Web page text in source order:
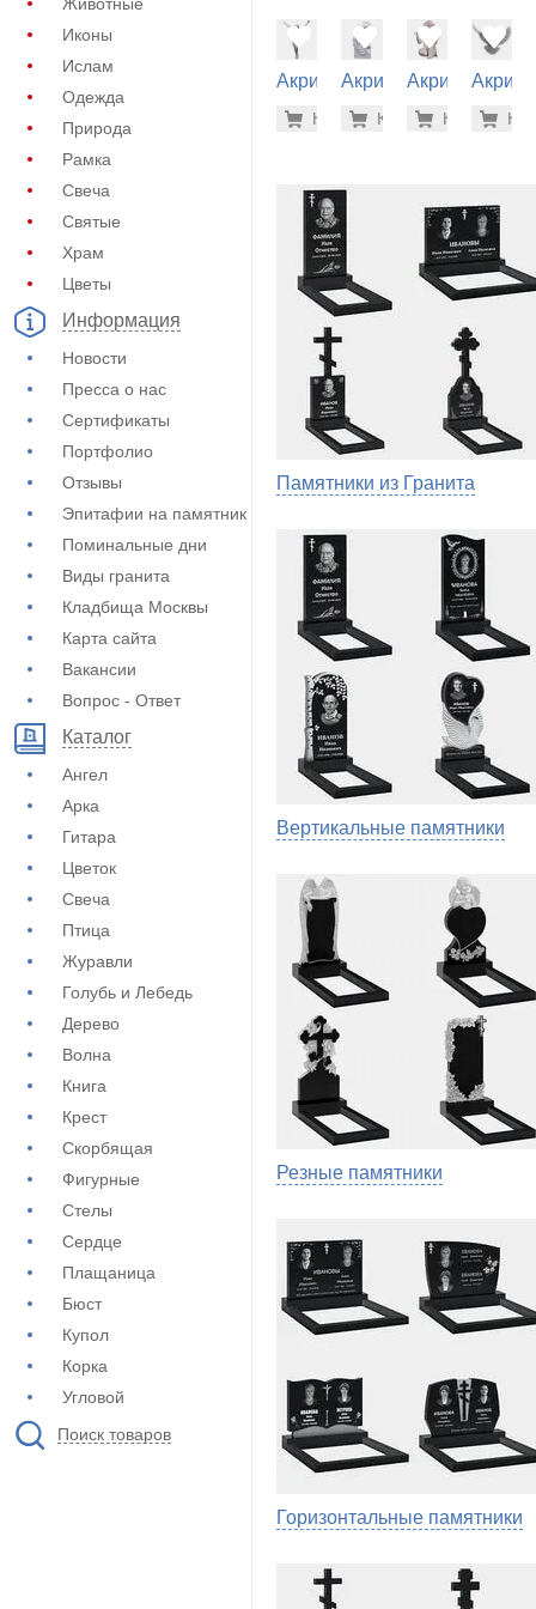
Иконы
Ислам
Одежда
Природа
Рамка
Свеча
Святые
Храм
Цветы
Информация
Новости
Пресса о нас
Сертификаты
Портфолио
Отзывы
Эпитафии на памятник
Поминальные дни
Виды гранита
Кладбища Москвы
Карта сайта
Вакансии
Вопрос - Ответ
Каталог
Ангел
Арка
Гитара
Цветок
Свеча
Птица
Журавли
Голубь и Лебедь
Дерево
Волна
Книга
Крест
Скорбящая
Фигурные
Стелы
Сердце
Плащаница
Бюст
Купол
Корка
Угловой
Поиск товаров
Акрил на
(62-116)
-7% 3.700
Купить
Акрил на
(62-168)
-7%
Купить
Акрил на
(62-212)
-
Купить
Акрил
(62-
Памятники из Гранита
Вертикальные памятники
Резные памятники
Горизонтальные памятники